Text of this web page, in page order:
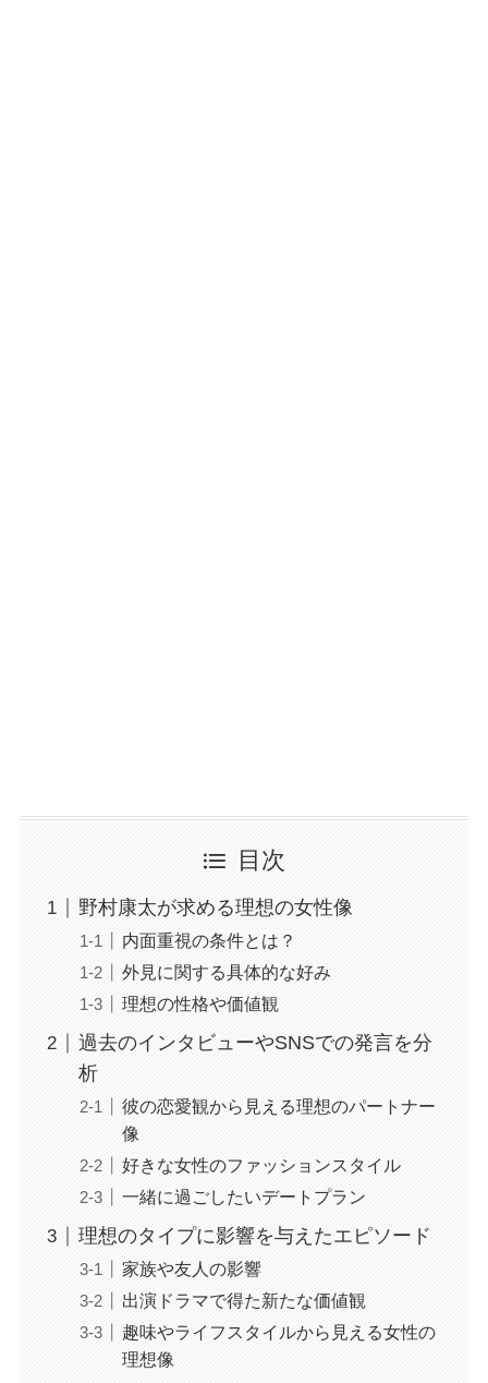
目次
野村康太が求める理想の女性像
内面重視の条件とは？
外見に関する具体的な好み
理想の性格や価値観
過去のインタビューやSNSでの発言を分
析
彼の恋愛観から見える理想のパートナー
像
好きな女性のファッションスタイル
一緒に過ごしたいデートプラン
理想のタイプに影響を与えたエピソード
家族や友人の影響
出演ドラマで得た新たな価値観
趣味やライフスタイルから見える女性の
理想像